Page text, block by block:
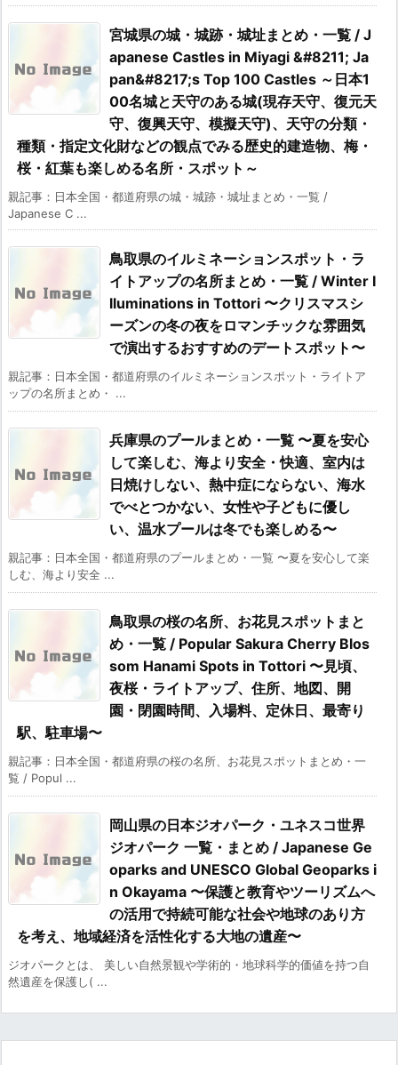
宮城県の城・城跡・城址まとめ・一覧 / J
apanese Castles in Miyagi &#8211; Ja
pan&#8217;s Top 100 Castles ～日本1
00名城と天守のある城(現存天守、復元天
守、復興天守、模擬天守)、天守の分類・
種類・指定文化財などの観点でみる歴史的建造物、梅・
桜・紅葉も楽しめる名所・スポット～
親記事：日本全国・都道府県の城・城跡・城址まとめ・一覧 /
Japanese C ...
鳥取県のイルミネーションスポット・ラ
イトアップの名所まとめ・一覧 / Winter I
lluminations in Tottori 〜クリスマスシ
ーズンの冬の夜をロマンチックな雰囲気
で演出するおすすめのデートスポット〜
親記事：日本全国・都道府県のイルミネーションスポット・ライトア
ップの名所まとめ・ ...
兵庫県のプールまとめ・一覧 〜夏を安心
して楽しむ、海より安全・快適、室内は
日焼けしない、熱中症にならない、海水
でべとつかない、女性や子どもに優し
い、温水プールは冬でも楽しめる〜
親記事：日本全国・都道府県のプールまとめ・一覧 〜夏を安心して楽
しむ、海より安全 ...
鳥取県の桜の名所、お花見スポットまと
め・一覧 / Popular Sakura Cherry Blos
som Hanami Spots in Tottori 〜見頃、
夜桜・ライトアップ、住所、地図、開
園・閉園時間、入場料、定休日、最寄り
駅、駐車場〜
親記事：日本全国・都道府県の桜の名所、お花見スポットまとめ・一
覧 / Popul ...
岡山県の日本ジオパーク・ユネスコ世界
ジオパーク 一覧・まとめ / Japanese Ge
oparks and UNESCO Global Geoparks i
n Okayama 〜保護と教育やツーリズムへ
の活用で持続可能な社会や地球のあり方
を考え、地域経済を活性化する大地の遺産〜
ジオパークとは、 美しい自然景観や学術的・地球科学的価値を持つ自
然遺産を保護し( ...